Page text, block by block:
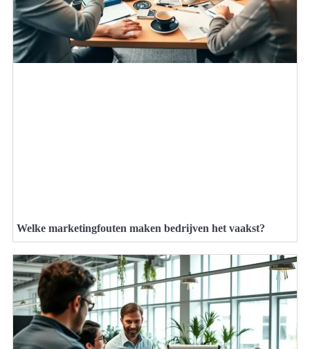
Welke marketingfouten maken bedrijven het vaakst?